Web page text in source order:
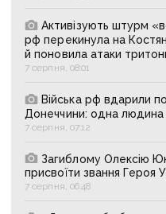
Активізують штурм
рф перекинула на
й поновила атаки
7 серпня, 08:01
Війська рф вдарили
Донеччини: одна людина
7 серпня, 07:12
Загиблому Олексію
присвоїти звання Героя
7 серпня, 06:48